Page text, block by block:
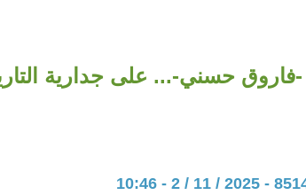
-فاروق حسني-... على جدارية